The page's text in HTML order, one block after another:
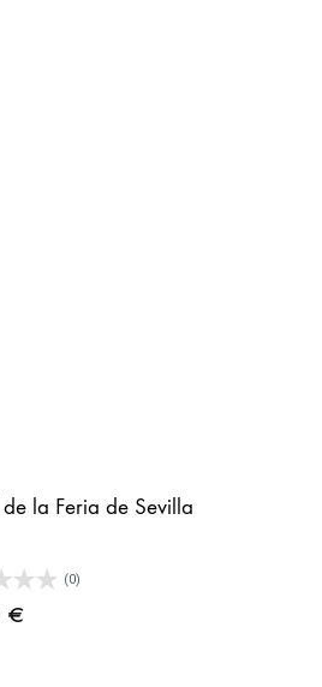
la Feria de Sevilla
(0)
€